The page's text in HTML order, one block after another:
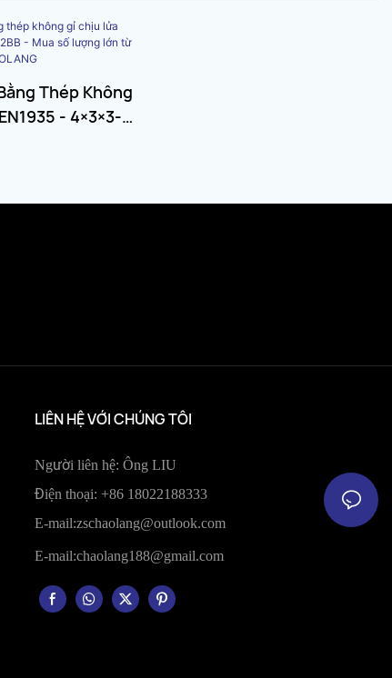
Thép Không
- 4×3×3-
LIÊN HỆ VỚI CHÚNG TÔI
Người liên hệ: Ông LIU
Điện thoại: +86 18022188333
E-mail:zschaolang@outlook.com
E-mail:chaolang188@gmail.com